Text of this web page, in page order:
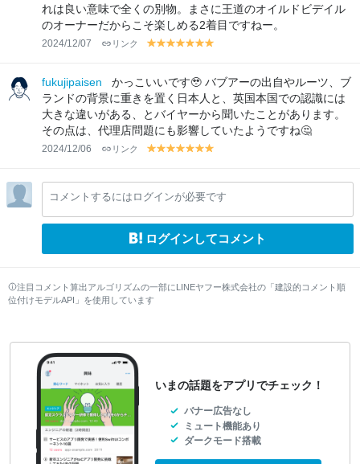
れは良い意味で全くの別物。まさに王道のオイルドビデイル
のオーナーだからこそ楽しめる2着目ですねー。
2024/12/07 リンク
y
lo
w
y
lo
w
y
lo
w
y
lo
w
y
lo
w
y
lo
w
lo
w
fukujipaisen
かっこいいです🥹 バブアーの出自やルーツ、ブ
ランドの背景に重きを置く日本人と、英国本国での認識には
大きな違いがある、とバイヤーから聞いたことがあります。
その点は、代理店問題にも影響していたようですね🤔
2024/12/06 リンク
y
lo
w
y
lo
w
y
lo
w
y
lo
w
y
lo
w
y
lo
w
lo
w
コメントするにはログインが必要です
ログインしてコメント
注目コメント算出アルゴリズムの一部にLINEヤフー株式会社の「建設的コメント順
位付けモデルAPI」を使用しています
いまの話題をアプリでチェック！
バナー広告なし
ミュート機能あり
ダークモード搭載